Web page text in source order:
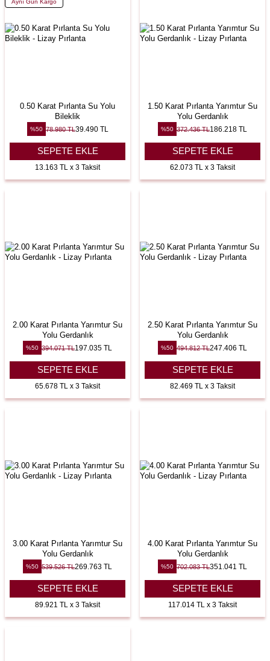
Aynı Gün Kargo
0.50 Karat Pırlanta Su Yolu
Bileklik
%50 78.980TL39.490TL
SEPETE EKLE
13.163 TL x 3 Taksit
1.50 Karat Pırlanta Yarımtur Su
Yolu Gerdanlık
%50 372.436TL186.218 TL
SEPETE EKLE
62.073 TL x 3 Taksit
2.00 Karat Pırlanta Yarımtur Su
Yolu Gerdanlık
%50 394.071TL197.035 TL
SEPETE EKLE
65.678 TL x 3 Taksit
2.50 Karat Pırlanta Yarımtur Su
Yolu Gerdanlık
%50 494.812TL247.406 TL
SEPETE EKLE
82.469 TL x 3 Taksit
3.00 Karat Pırlanta Yarımtur Su
Yolu Gerdanlık
%50 539.526TL269.763 TL
SEPETE EKLE
89.921 TL x 3 Taksit
4.00 Karat Pırlanta Yarımtur Su
Yolu Gerdanlık
%50 702.083TL351.041 TL
SEPETE EKLE
117.014 TL x 3 Taksit